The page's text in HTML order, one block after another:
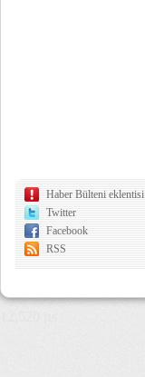
Haber Bülteni eklentisi
Twitter
Facebook
RSS